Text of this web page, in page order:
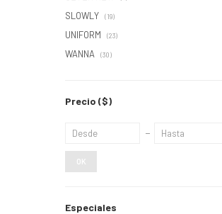
SLOWLY (19)
UNIFORM (23)
WANNA (30)
Precio ($)
OK
Especiales